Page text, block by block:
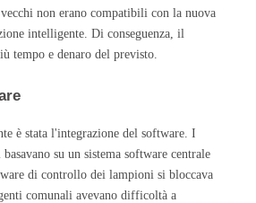
non erano compatibili con la nuova
intelligente. Di conseguenza, il
tempo e denaro del previsto.
è stata l'integrazione del software. I
su un sistema software centrale
di controllo dei lampioni si bloccava
comunali avevano difficoltà a